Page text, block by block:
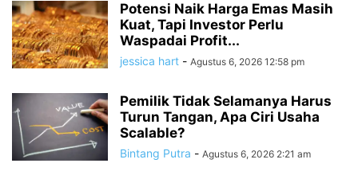
Potensi Naik Harga Emas Masih
Kuat, Tapi Investor Perlu
Waspadai Profit...
jessica hart - Agustus 6, 2026 12:58 pm
Pemilik Tidak Selamanya Harus
Turun Tangan, Apa Ciri Usaha
Scalable?
Bintang Putra - Agustus 6, 2026 2:21 am